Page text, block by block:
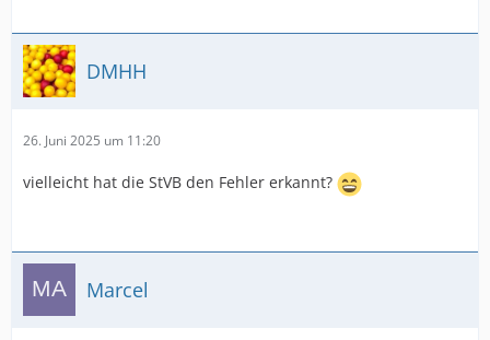
DMHH
26. Juni 2025 um 11:20
vielleicht hat die StVB den Fehler erkannt?
Marcel